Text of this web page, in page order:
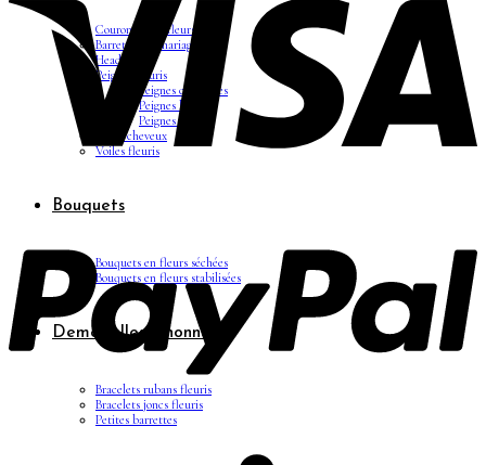
Couronnes de fleurs
Barrettes de mariage
Headbands
Peignes fleuris
Peignes classiques
Peignes longs
Peignes minis
Pics à cheveux
Voiles fleuris
Bouquets
Bouquets en fleurs séchées
Bouquets en fleurs stabilisées
Demoiselles d’honneur
Bracelets rubans fleuris
Bracelets joncs fleuris
Petites barrettes